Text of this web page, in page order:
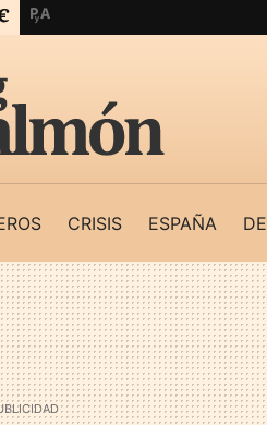
CRISIS ESPAÑA